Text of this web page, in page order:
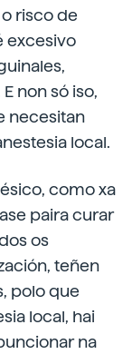
risco de
excesivo
non só iso,
necesitan
local.
como xa
paira curar
os
teñen
polo que
local, hai
na